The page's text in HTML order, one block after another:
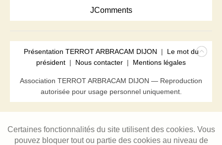
JComments
Présentation TERROT ARBRACAM DIJON | Le mot du
président | Nous contacter | Mentions légales
Association TERROT ARBRACAM DIJON — Reproduction
autorisée pour usage personnel uniquement.
Certaines fonctionnalités du site utilisent des cookies. Vous
pouvez bloquer tout ou partie des cookies au niveau de